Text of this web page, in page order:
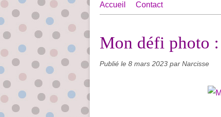
Accueil Contact
Mon défi photo
Publié le 8 mars 2023 par Narcisse